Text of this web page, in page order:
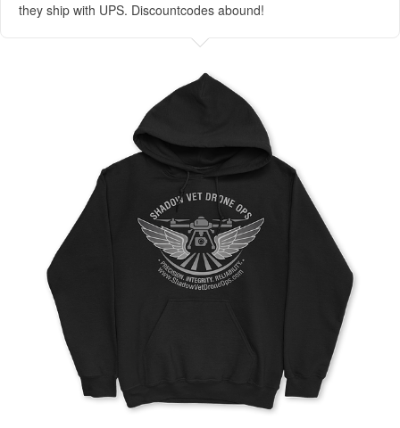
they ship with UPS. Discountcodes abound!